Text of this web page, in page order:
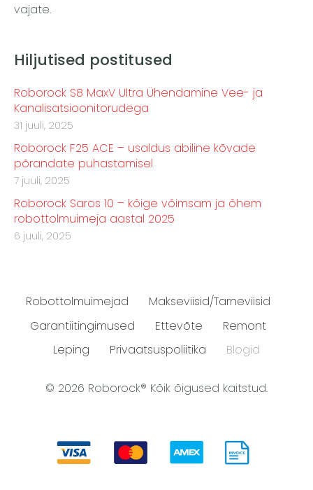
Hiljutised postitused
Roborock S8 MaxV Ultra Ühendamine Vee- ja
Kanalisatsioonitorudega
31 juuli, 2025
Roborock F25 ACE – usaldus abiline kõvade
põrandate puhastamisel
7 juuli, 2025
Roborock Saros 10 – kõige võimsam ja õhem
robottolmuimeja aastal 2025
6 juuli, 2025
vajate.
Robottolmuimejad
Makseviisid/Tarneviisid
Garantiitingimused
Ettevõte
Remont
Leping
Privaatsuspoliitika Blogid
© 2026 Roborock® Kõik õigused kaitstud.